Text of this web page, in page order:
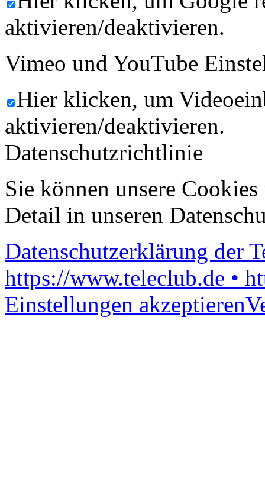
aktivieren/deaktivieren.
Vimeo und YouTube
Hier klicken, um
aktivieren/deaktivieren.
Datenschutzrichtlinie
Sie können unsere
Detail in unseren
Datenschutzerklärung der
https://www.teleclub.de •
Einstellungen akzeptieren